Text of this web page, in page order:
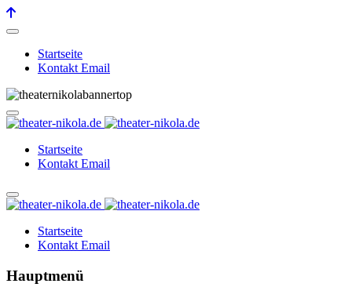
Startseite
Kontakt Email
Startseite
Kontakt Email
Startseite
Kontakt Email
Hauptmenü